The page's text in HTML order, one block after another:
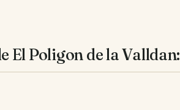
El Poligon de la Valldan: